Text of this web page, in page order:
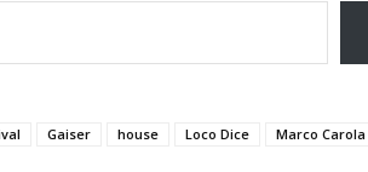
Gaiser house Loco Dice
Marco Carola